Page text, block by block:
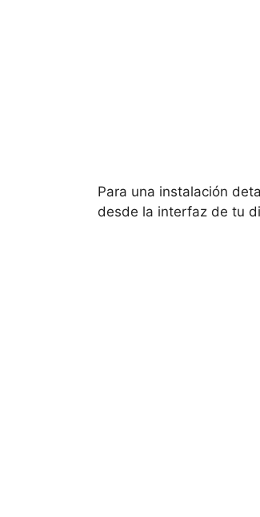
Para una instalación
desde la interfaz de tu